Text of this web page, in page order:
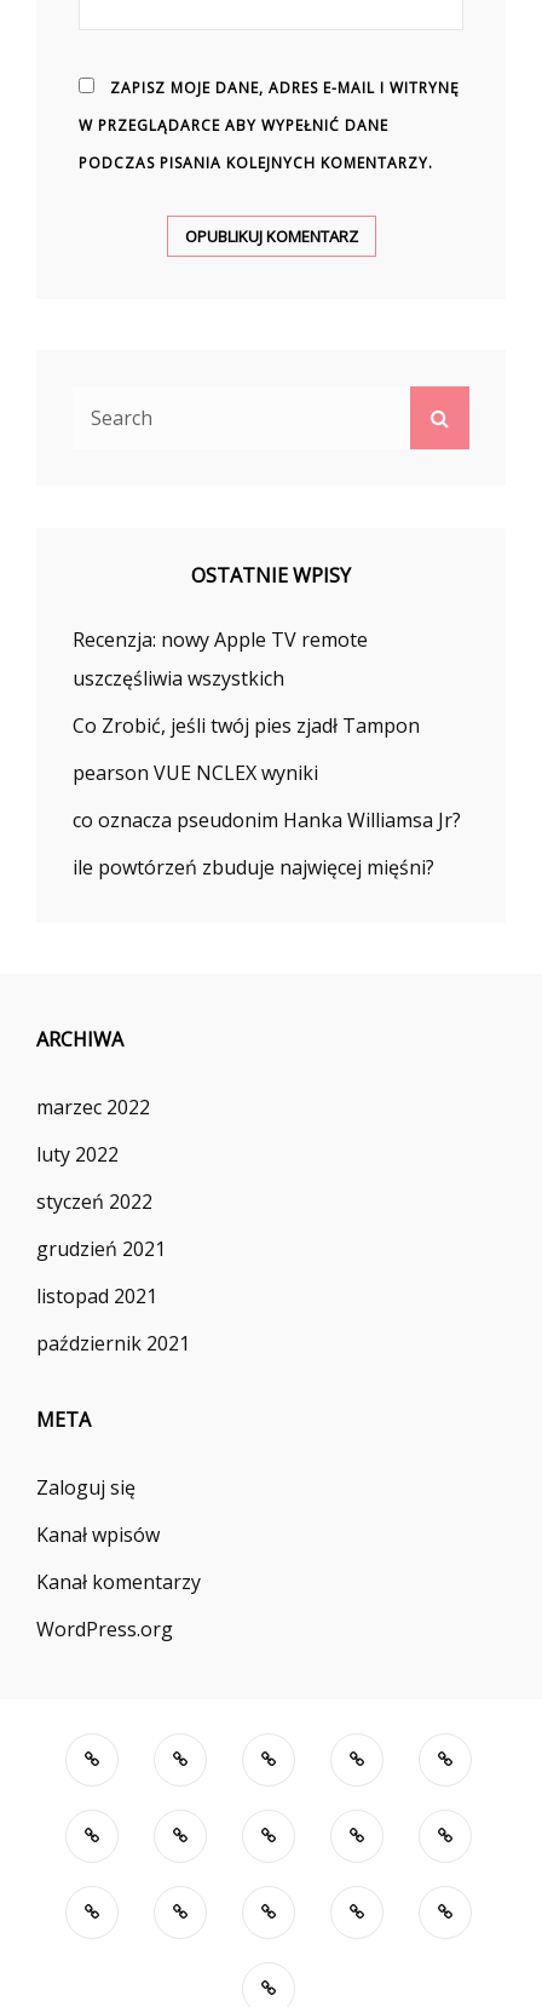
ZAPISZ MOJE DANE, ADRES E-MAIL I WITRYNĘ
W PRZEGLĄDARCE ABY WYPEŁNIĆ DANE
PODCZAS PISANIA KOLEJNYCH KOMENTARZY.
OSTATNIE WPISY
Recenzja: nowy Apple TV remote
uszczęśliwia wszystkich
Co Zrobić, jeśli twój pies zjadł Tampon
pearson VUE NCLEX wyniki
co oznacza pseudonim Hanka Williamsa Jr?
ile powtórzeń zbuduje najwięcej mięśni?
ARCHIWA
marzec 2022
luty 2022
styczeń 2022
grudzień 2021
listopad 2021
październik 2021
META
Zaloguj się
Kanał wpisów
Kanał komentarzy
WordPress.org